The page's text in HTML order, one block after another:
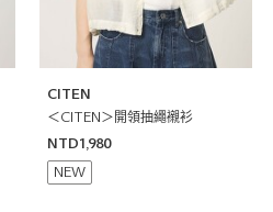
CITEN
＜CITEN＞開領抽繩襯衫
NTD1,980
NEW